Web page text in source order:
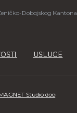
Dobojskog Kantona
USLUGE
Studio doo